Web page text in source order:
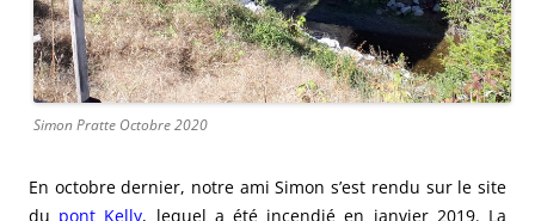
Simon Pratte Octobre 2020
En octobre dernier, notre ami Simon s’est rendu sur le site
du pont Kelly, lequel a été incendié en janvier 2019. La